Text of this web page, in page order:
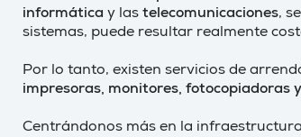
informática y las telecomunicaciones,
sistemas, puede resultar realmente
Por lo tanto, existen servicios de
impresoras, monitores, fotocopiadoras
Centrándonos más en la